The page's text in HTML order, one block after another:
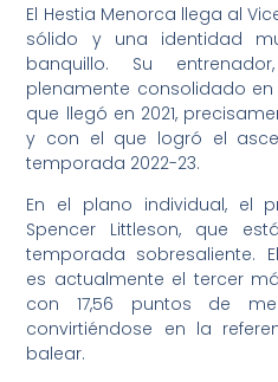
El Hestia Menorca llega al
sólido y una identidad
banquillo. Su
plenamente consolidado
que llegó en 2021,
y con el que logró el
temporada 2022-23.
En el plano individual, el
Spencer Littleson, que
temporada sobresaliente.
es actualmente el tercer
con 17,56 puntos de
convirtiéndose en la
balear.